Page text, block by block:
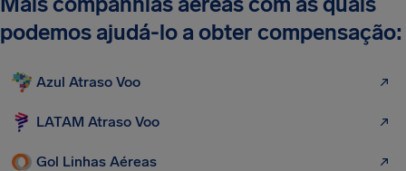
podemos ajudá-lo a obter compensação:
Azul Atraso Voo
LATAM Atraso Voo
Gol Linhas Aéreas